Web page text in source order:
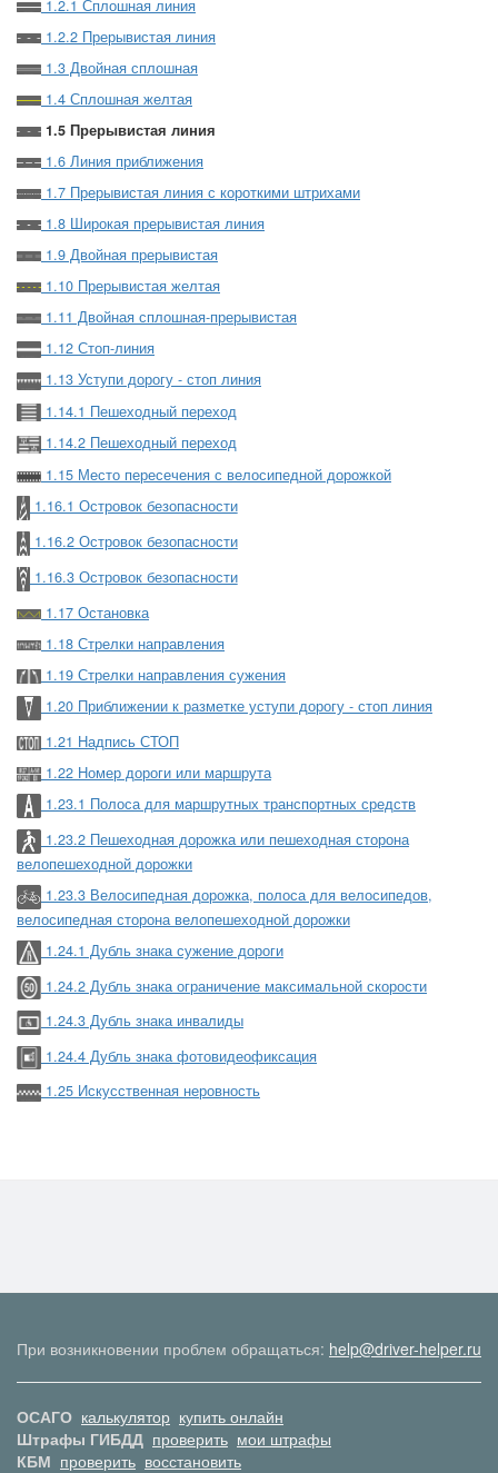
1.2.1 Сплошная линия
1.2.2 Прерывистая линия
1.3 Двойная сплошная
1.4 Сплошная желтая
1.5 Прерывистая линия
1.6 Линия приближения
1.7 Прерывистая линия с короткими штрихами
1.8 Широкая прерывистая линия
1.9 Двойная прерывистая
1.10 Прерывистая желтая
1.11 Двойная сплошная-прерывистая
1.12 Стоп-линия
1.13 Уступи дорогу - стоп линия
1.14.1 Пешеходный переход
1.14.2 Пешеходный переход
1.15 Место пересечения с велосипедной дорожкой
1.16.1 Островок безопасности
1.16.2 Островок безопасности
1.16.3 Островок безопасности
1.17 Остановка
1.18 Стрелки направления
1.19 Стрелки направления сужения
1.20 Приближении к разметке уступи дорогу - стоп линия
1.21 Надпись СТОП
1.22 Номер дороги или маршрута
1.23.1 Полоса для маршрутных транспортных средств
1.23.2 Пешеходная дорожка или пешеходная сторона
велопешеходной дорожки
1.23.3 Велосипедная дорожка, полоса для велосипедов,
велосипедная сторона велопешеходной дорожки
1.24.1 Дубль знака сужение дороги
1.24.2 Дубль знака ограничение максимальной скорости
1.24.3 Дубль знака инвалиды
1.24.4 Дубль знака фотовидеофиксация
1.25 Искусственная неровность
При возникновении проблем обращаться: help@driver-helper.ru
ОСАГО калькулятор купить онлайн
Штрафы ГИБДД проверить мои штрафы
КБМ проверить восстановить